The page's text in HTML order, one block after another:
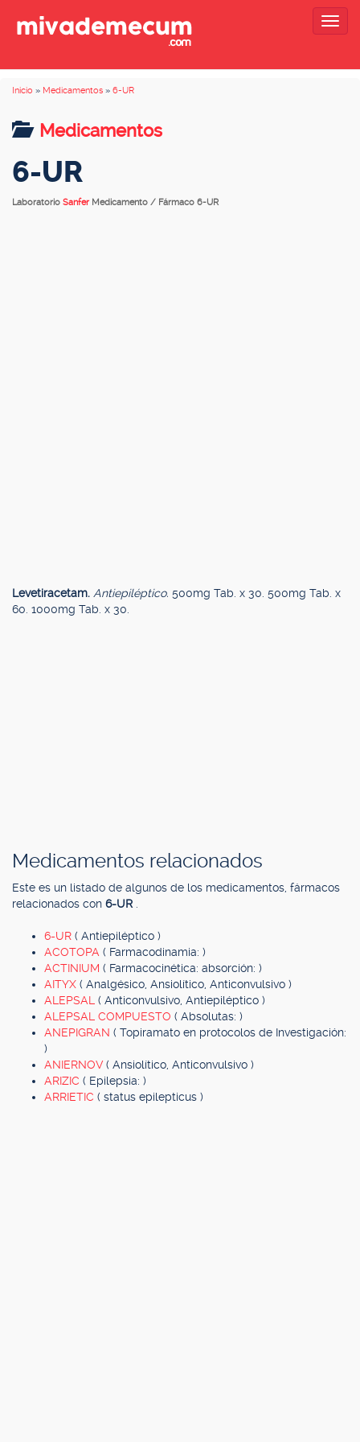
Inicio » Medicamentos » 6-UR
Medicamentos
6-UR
Laboratorio Sanfer Medicamento / Fármaco 6-UR
Levetiracetam. Antiepiléptico. 500mg Tab. x 30. 500mg Tab. x
60. 1000mg Tab. x 30.
Medicamentos relacionados
Este es un listado de algunos de los medicamentos, fármacos
relacionados con 6-UR
6-UR ( Antiepiléptico )
ACOTOPA ( Farmacodinamia: )
ACTINIUM ( Farmacocinética: absorción: )
AITYX ( Analgésico, Ansiolítico, Anticonvulsivo )
ALEPSAL ( Anticonvulsivo, Antiepiléptico )
ALEPSAL COMPUESTO ( Absolutas: )
ANEPIGRAN ( Topiramato en protocolos de Investigación:
)
ANIERNOV( Ansiolítico, Anticonvulsivo )
ARIZIC ( Epilepsia: )
ARRIETIC ( status epilepticus )